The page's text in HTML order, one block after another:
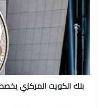
المركزي
يخصص
إصدار
سندات
وتورق
بـ100
مليون
دينار